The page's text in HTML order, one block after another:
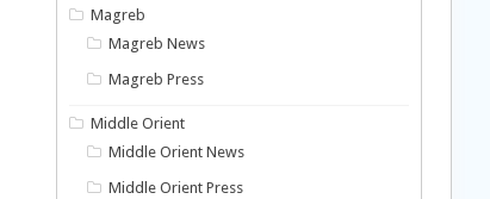
Magreb
Magreb News
Magreb Press
Middle Orient
Middle Orient News
Middle Orient Press